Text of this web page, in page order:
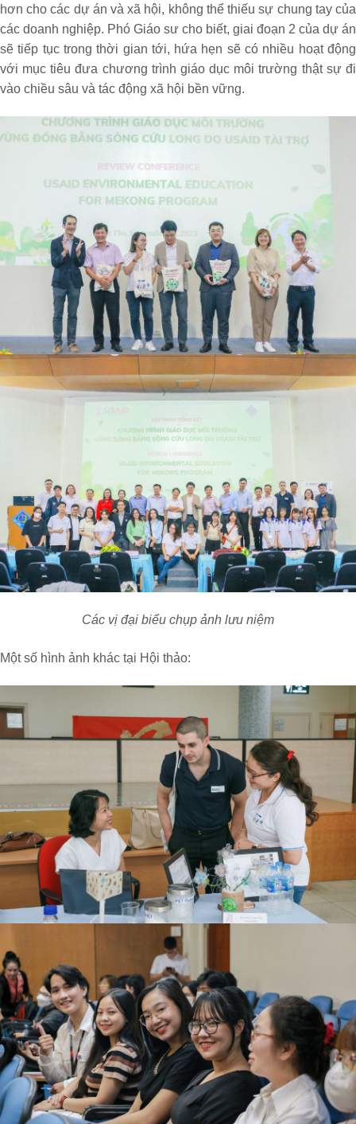
hơn cho các dự án và xã hội, không thể thiếu sự chung tay của
các doanh nghiệp. Phó Giáo sư cho biết, giai đoạn 2 của dự án
sẽ tiếp tục trong thời gian tới, hứa hẹn sẽ có nhiều hoạt động
với mục tiêu đưa chương trình giáo dục môi trường thật sự đi
vào chiều sâu và tác động xã hội bền vững.
Các vị đại biểu chụp ảnh lưu niệm
Một số hình ảnh khác tại Hội thảo: